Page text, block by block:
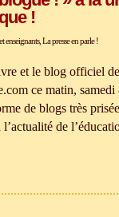
!
enseignants, La presse en parle !
et le blog officiel
ce matin,
de blogs très
l’actualité de